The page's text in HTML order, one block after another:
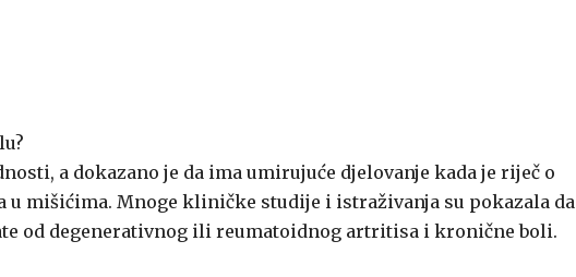
a dokazano je da ima umirujuće djelovanje kada je riječ o
u mišićima. Mnoge kliničke studije i istraživanja su pokazala da
od degenerativnog ili reumatoidnog artritisa i kronične boli.